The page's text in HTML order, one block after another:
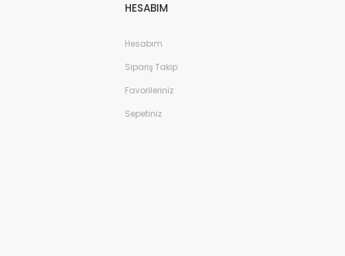
HESABIM
Hesabım
Sipariş Takip
Favorileriniz
Sepetiniz